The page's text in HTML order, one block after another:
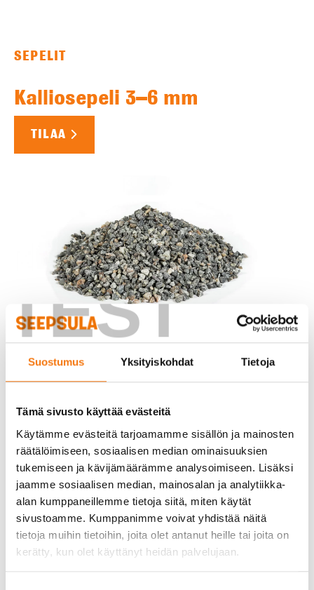
TEST
Suostumus Yksityiskohdat Tietoja
Tämä sivusto käyttää evästeitä
Käytämme evästeitä tarjoamamme sisällön ja mainosten
räätälöimiseen, sosiaalisen median ominaisuuksien
tukemiseen ja kävijämäärämme analysoimiseen. Lisäksi
jaamme sosiaalisen median, mainosalan ja analytiikka-
alan kumppaneillemme tietoja siitä, miten käytät
sivustoamme. Kumppanimme voivat yhdistää näitä
tietoja muihin tietoihin, joita olet antanut heille tai joita on
kerätty, kun olet käyttänyt heidän palvelujaan.
SEPELIT
Kalliosepeli 3–6 mm
TILAA
Hiekoitussepeli, liukkauden torjuntaan.
SEPELIT
Sepeli on murskattua kiviainesta, josta hienoin aines on
seulottu pois. Se sopii kohteisiin, joissa veden halutaan
valuvan kerrosten läpi, kuten esimerkiksi lattiarakenteiden
alle sekä salaojiin. Sitä voidaan myös käyttää pihalla
pintakerroksen verhoiluun, siitä ei kulkeudu hienoainesta